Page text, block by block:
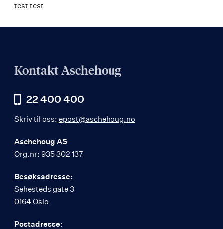
test test
Kontakt Aschehoug
22 400 400
Skriv til oss: epost@aschehoug.no
Aschehoug AS
Org.nr: 935 302 137
Besøksadresse:
Sehesteds gate 3
0164 Oslo
Postadresse: